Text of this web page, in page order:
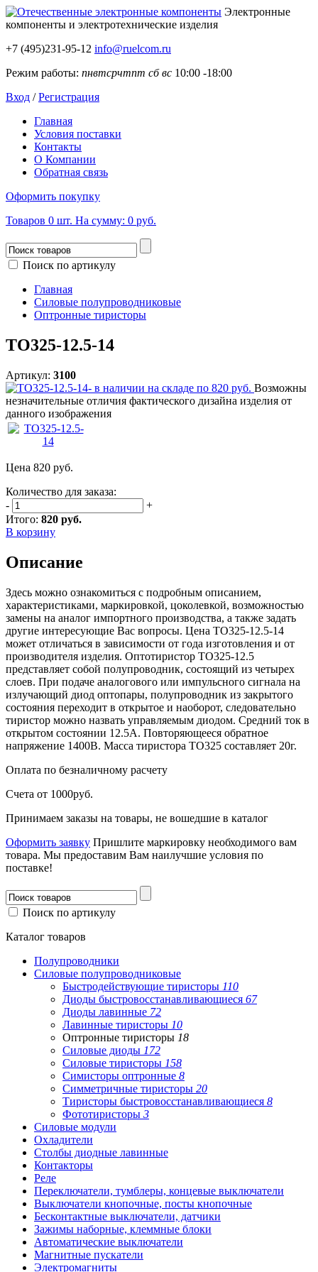
Электронные
компоненты и электротехнические изделия
+7 (495)231-95-12 info@ruelcom.ru
Режим работы: пнвтсрчтпт сб вс 10:00 -18:00
Вход /Регистрация
Главная
Условия поставки
Контакты
О Компании
Обратная связь
Оформить покупку
Товаров 0 шт. На сумму: 0 руб.
Поиск по артикулу
Главная
Силовые полупроводниковые
Оптронные тиристоры
ТО325-12.5-14
Артикул: 3100
Возможны
незначительные отличия фактического дизайна изделия от
данного изображения
Цена 820 руб.
Количество для заказа:
-
+
Итого: 820 руб.
В корзину
Описание
Здесь можно ознакомиться с подробным описанием,
характеристиками, маркировкой, цоколевкой, возможностью
замены на аналог импортного производства, а также задать
другие интересующие Вас вопросы. Цена ТО325-12.5-14
может отличаться в зависимости от года изготовления и от
производителя изделия. Оптотиристор ТО325-12.5
представляет собой полупроводник, состоящий из четырех
слоев. При подаче аналогового или импульсного сигнала на
излучающий диод оптопары, полупроводник из закрытого
состояния переходит в открытое и наоборот, следовательно
тиристор можно назвать управляемым диодом. Средний ток в
открытом состоянии 12.5А. Повторяющееся обратное
напряжение 1400В. Масса тиристора ТО325 составляет 20г.
Оплата по безналичному расчету
Счета от 1000руб.
Принимаем заказы на товары, не вошедшие в каталог
Оформить заявку Пришлите маркировку необходимого вам
товара. Мы предоставим Вам наилучшие условия по
поставке!
Поиск по артикулу
Каталог товаров
Полупроводники
Силовые полупроводниковые
Быстродействующие тиристоры 110
Диоды быстровосстанавливающиеся 67
Диоды лавинные 72
Лавинные тиристоры 10
Оптронные тиристоры 18
Силовые диоды 172
Силовые тиристоры 158
Симисторы оптронные 8
Симметричные тиристоры 20
Тиристоры быстровосстанавливающиеся 8
Фототиристоры 3
Силовые модули
Охладители
Столбы диодные лавинные
Контакторы
Реле
Переключатели, тумблеры, концевые выключатели
Выключатели кнопочные, посты кнопочные
Бесконтактные выключатели, датчики
Зажимы наборные, клеммные блоки
Автоматические выключатели
Магнитные пускатели
Электромагниты